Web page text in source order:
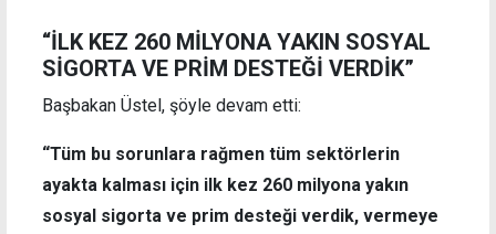
“İLK KEZ 260 MİLYONA YAKIN SOSYAL
SİGORTA VE PRİM DESTEĞİ VERDİK”
Başbakan Üstel, şöyle devam etti:
“Tüm bu sorunlara rağmen tüm sektörlerin
ayakta kalması için ilk kez 260 milyona yakın
sosyal sigorta ve prim desteği verdik, vermeye